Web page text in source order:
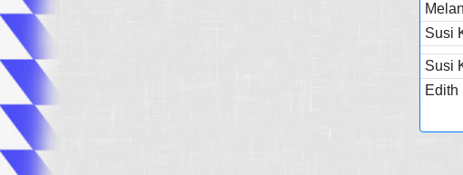
Susi
Susi
Edith